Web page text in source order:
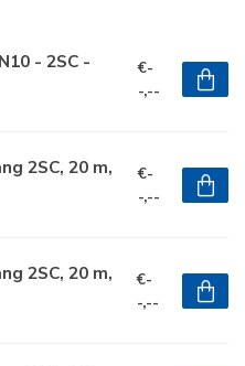
- 2SC -
€-
-,--
2SC, 20 m,
€-
-,--
2SC, 20 m,
€-
-,--